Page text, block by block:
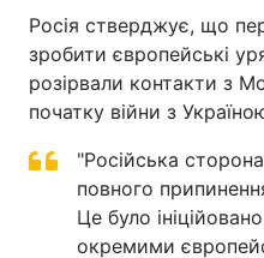
Росія стверджує, що
зробити європейські
розірвали контакти з
початку війни з
"Російська
повного
Це було
окремими